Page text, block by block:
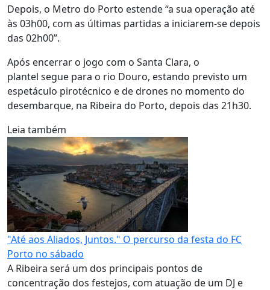
Depois, o Metro do Porto estende “a sua operação até
às 03h00, com as últimas partidas a iniciarem-se depois
das 02h00”.
Após encerrar o jogo com o Santa Clara, o
plantel segue para o rio Douro, estando previsto um
espetáculo pirotécnico e de drones no momento do
desembarque, na Ribeira do Porto, depois das 21h30.
Leia também
"Até aos Aliados, Juntos." O percurso da festa do FC
Porto no sábado
A Ribeira será um dos principais pontos de
concentração dos festejos, com atuação de um DJ e